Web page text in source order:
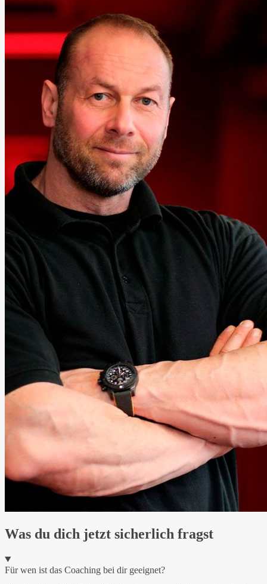
Was du dich jetzt sicherlich fragst
Für wen ist das Coaching bei dir geeignet?